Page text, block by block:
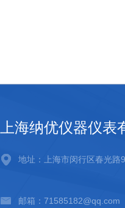
上海纳优仪器仪表
地址：上海市闵行区春光路
邮箱：71585182@qq.com